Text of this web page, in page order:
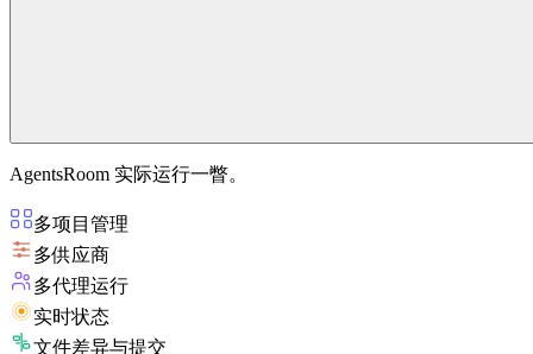
AgentsRoom 实际运行一瞥。
多项目管理
多供应商
多代理运行
实时状态
文件差异与提交